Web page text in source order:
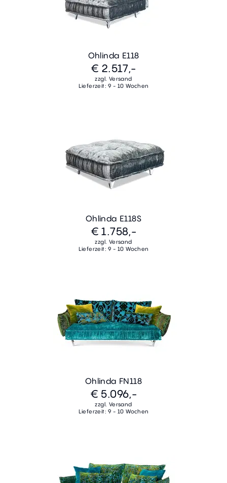
Ohlinda E118
€ 2.517,-
zzgl. Versand
Lieferzeit: 9 - 10 Wochen
Ohlinda E118S
€ 1.758,-
zzgl. Versand
Lieferzeit: 9 - 10 Wochen
Ohlinda FN118
€ 5.096,-
zzgl. Versand
Lieferzeit: 9 - 10 Wochen